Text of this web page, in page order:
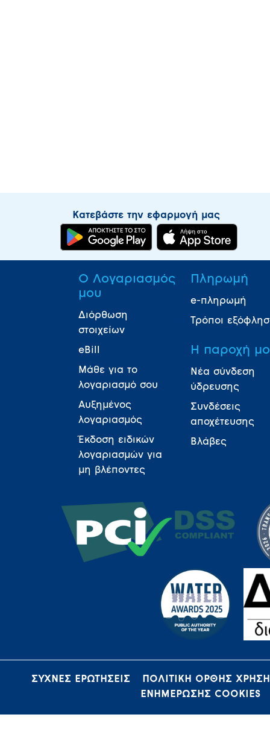
Κατεβάστε την εφαρμογή μας
Ο Λογαριασμός
μου
Διόρθωση
στοιχείων
eBill
Μάθε για το
λογαριασμό σου
Αυξημένος
λογαριασμός
Έκδοση ειδικών
λογαριασμών για
μη βλέποντες
Πληρωμή
e-πληρωμή
Τρόποι
Η παροχή
Νέα σύνδεση
ύδρευσης
Συνδέσεις
αποχέτευσης
Βλάβες
ΣΥΧΝΕΣ ΕΡΩΤΗΣΕΙΣ
ΠΟΛΙΤΙΚΗ ΟΡΘΗΣ
ΕΝΗΜΕΡΩΣΗΣ COOKIES